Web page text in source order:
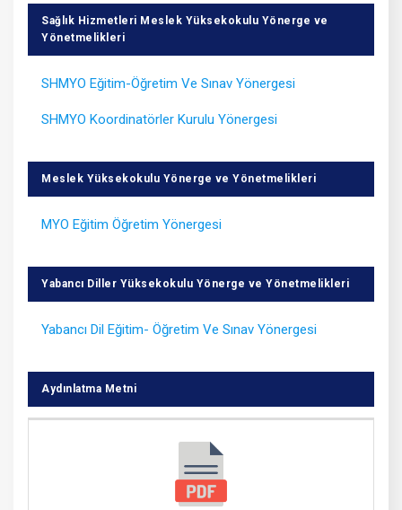
Sağlık Hizmetleri Meslek Yüksekokulu Yönerge ve
Yönetmelikleri
SHMYO Eğitim-Öğretim Ve Sınav Yönergesi
SHMYO Koordinatörler Kurulu Yönergesi
Meslek Yüksekokulu Yönerge ve Yönetmelikleri
MYO Eğitim Öğretim Yönergesi
Yabancı Diller Yüksekokulu Yönerge ve Yönetmelikleri
Yabancı Dil Eğitim- Öğretim Ve Sınav Yönergesi
Aydınlatma Metni